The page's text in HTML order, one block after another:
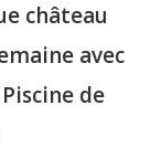
château
avec
de